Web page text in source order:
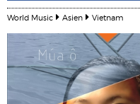
World Music Asien Vietnam